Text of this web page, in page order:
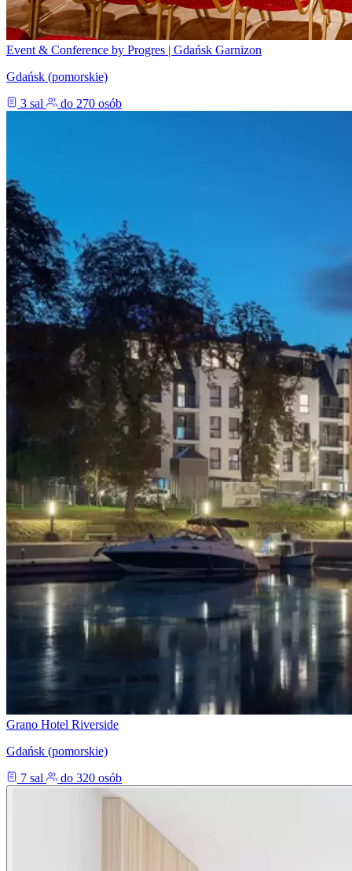
Event & Conference by Progres | Gdańsk Garnizon
Gdańsk (pomorskie)
3 sal
do 270 osób
Grano Hotel Riverside
Gdańsk (pomorskie)
7 sal
do 320 osób